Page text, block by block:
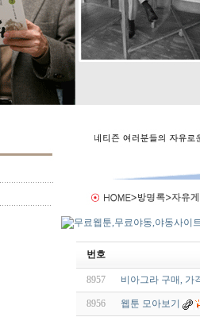
번호
8957 비아그라 구매, 가
8956 웹툰 모아보기